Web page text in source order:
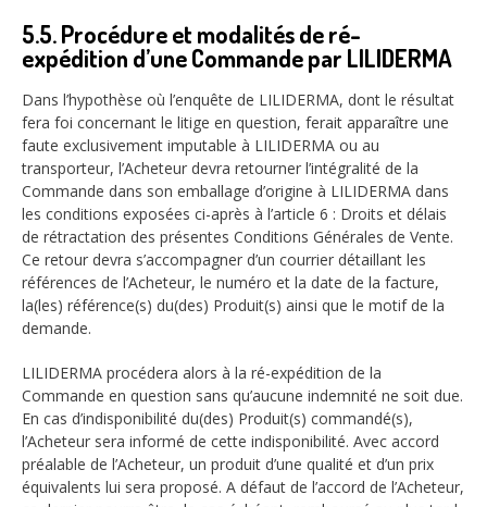
5.5. Procédure et modalités de ré-
expédition d’une Commande par LILIDERMA
Dans l’hypothèse où l’enquête de LILIDERMA, dont le résultat
fera foi concernant le litige en question, ferait apparaître une
faute exclusivement imputable à LILIDERMA ou au
transporteur, l’Acheteur devra retourner l’intégralité de la
Commande dans son emballage d’origine à LILIDERMA dans
les conditions exposées ci-après à l’article 6 : Droits et délais
de rétractation des présentes Conditions Générales de Vente.
Ce retour devra s’accompagner d’un courrier détaillant les
références de l’Acheteur, le numéro et la date de la facture,
la(les) référence(s) du(des) Produit(s) ainsi que le motif de la
demande.
LILIDERMA procédera alors à la ré-expédition de la
Commande en question sans qu’aucune indemnité ne soit due.
En cas d’indisponibilité du(des) Produit(s) commandé(s),
l’Acheteur sera informé de cette indisponibilité. Avec accord
préalable de l’Acheteur, un produit d’une qualité et d’un prix
équivalents lui sera proposé. A défaut de l’accord de l’Acheteur,